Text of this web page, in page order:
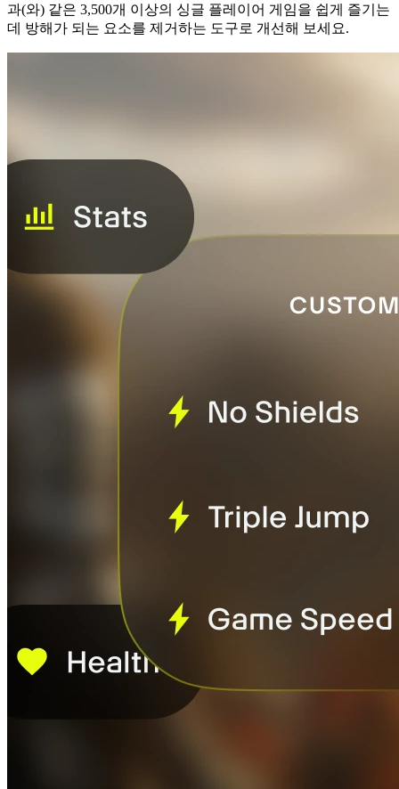
과(와) 같은 3,500개 이상의 싱글 플레이어 게임을 쉽게 즐기는
데 방해가 되는 요소를 제거하는 도구로 개선해 보세요.